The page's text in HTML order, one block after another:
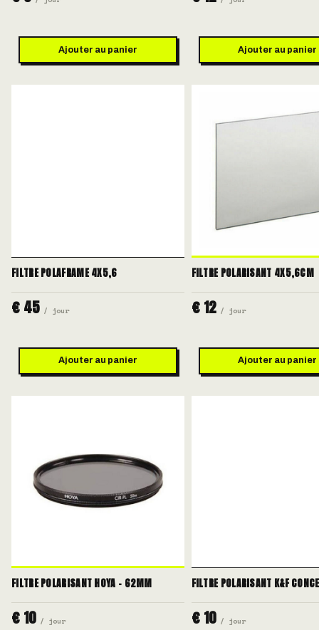
Ajouter au panier Ajouter au panier
FILTRE POLAFRAME 4X5,6
€ 45 / jour
Ajouter au panier
FILTRE POLARISANT 4X5,6CM
€ 12 / jour
Ajouter au panier
FILTRE POLARISANT HOYA - 62MM
€ 10 / jour
FILTRE POLARISANT K&F
€ 10 / jour